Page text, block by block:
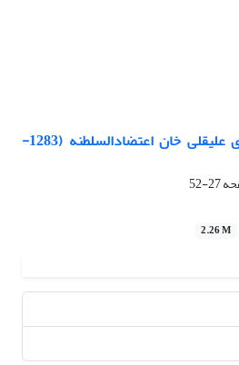
دارالفنون در گزار ش های علیقلی خان اعتضادالسلطنه (1283-
27-52
2.26 M